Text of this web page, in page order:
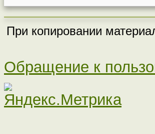
При копировании
Обращение к